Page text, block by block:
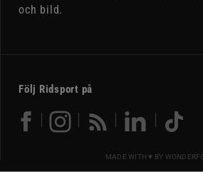
och bild.
Följ Ridsport på
MADE WITH ♥ BY